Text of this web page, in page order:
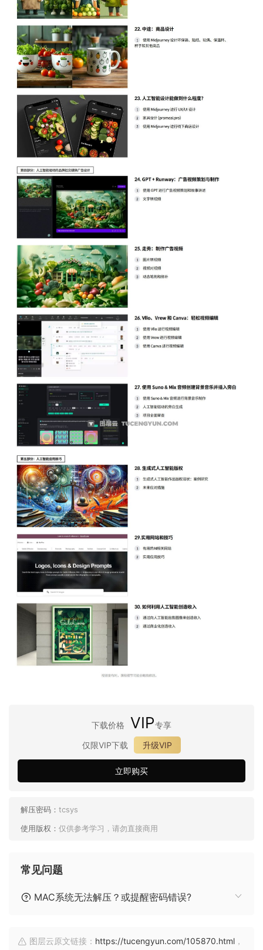
下载价格 VIP专享
仅限VIP下载
升级VIP
立即购买
解压密码： tcsys
使用版权： 仅供参考学习，请勿直接商用
常见问题
MAC系统无法解压？或提醒密码错误?
图层云原文链接： https://tucengyun.com/105870.html ，